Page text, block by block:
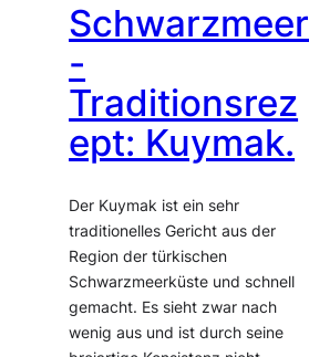
Schwarzmeer
-
Traditionsrez
ept: Kuymak.
Der Kuymak ist ein sehr
traditionelles Gericht aus der
Region der türkischen
Schwarzmeerküste und schnell
gemacht. Es sieht zwar nach
wenig aus und ist durch seine